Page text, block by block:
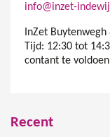
info@inzet-
InZet
Tijd: 12:30 tot
contant te
Recent